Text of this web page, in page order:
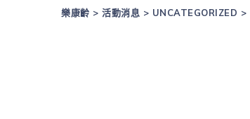
樂康齡 > 活動消息 > UNCATEGORIZED >